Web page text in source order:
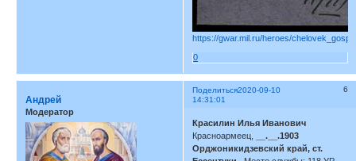
https://gwar.mil.ru/heroes/
0
Поделиться 6
2020-09-10
14:31:01
Андрей
Модератор
Красилин Илья Иванович
Красноармеец,
__.__.1903
Орджоникидзевский край, ст.